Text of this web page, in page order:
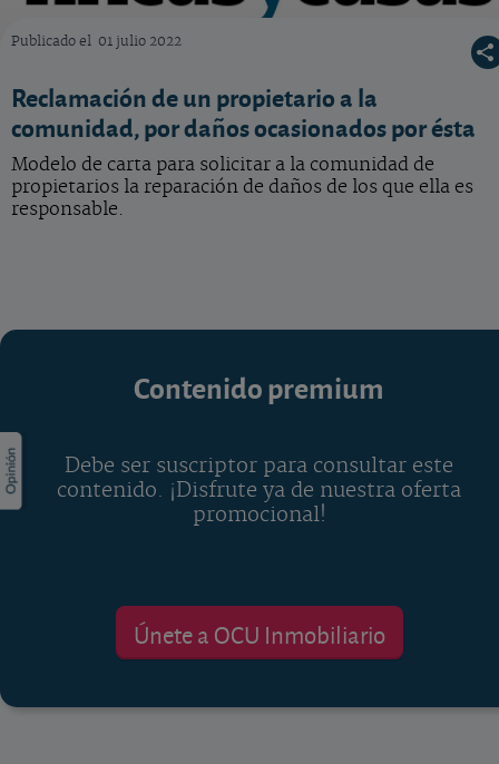
Publicado el 01 julio 2022
Reclamación de un propietario a la
comunidad, por daños ocasionados por ésta
Modelo de carta para solicitar a la comunidad de
propietarios la reparación de daños de los que ella es
responsable.
Contenido premium
Debe ser suscriptor para consultar este
contenido. ¡Disfrute ya de nuestra oferta
promocional!
Únete a OCU Inmobiliario